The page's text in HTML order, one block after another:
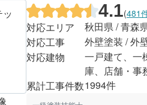
4.1(481
対応エリア
秋田県 / 青森
対応工事
外壁塗装 / 外
対応建物
一戸建て、一
庫、店舗・事
累計工事件数1994件